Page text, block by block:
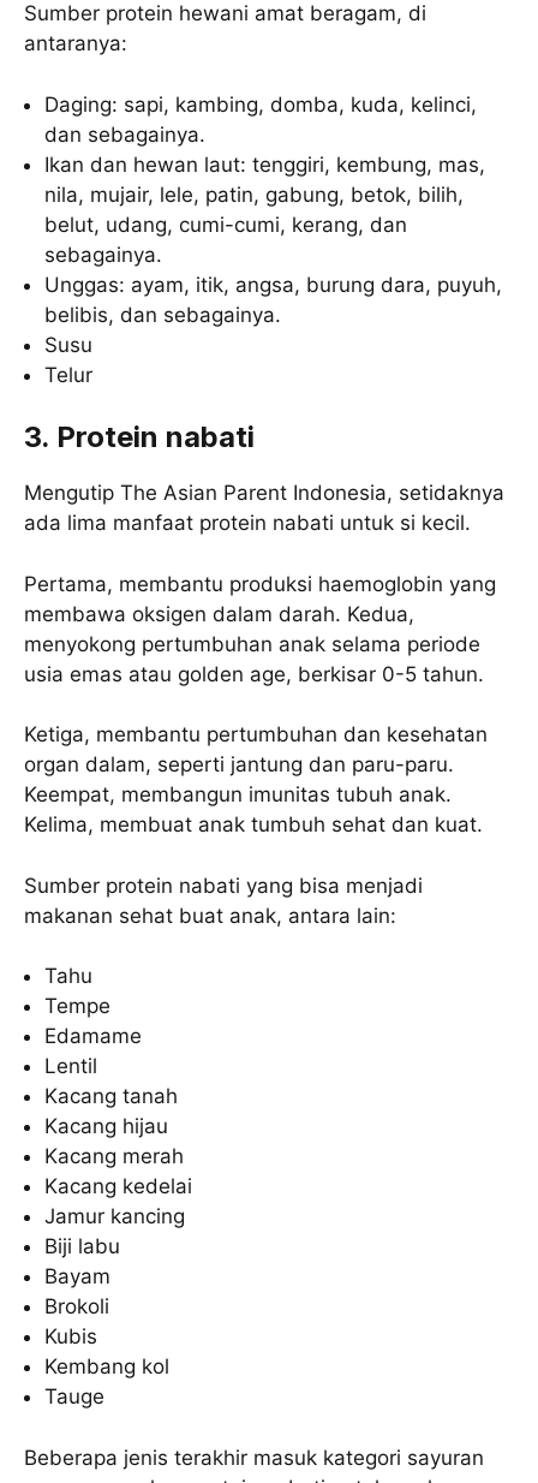
Sumber protein hewani amat beragam, di
antaranya:
Daging: sapi, kambing, domba, kuda, kelinci,
dan sebagainya.
Ikan dan hewan laut: tenggiri, kembung, mas,
nila, mujair, lele, patin, gabung, betok, bilih,
belut, udang, cumi-cumi, kerang, dan
sebagainya.
Unggas: ayam, itik, angsa, burung dara, puyuh,
belibis, dan sebagainya.
Susu
Telur
3. Protein nabati
Mengutip The Asian Parent Indonesia, setidaknya
ada lima manfaat protein nabati untuk si kecil.
Pertama, membantu produksi haemoglobin yang
membawa oksigen dalam darah. Kedua,
menyokong pertumbuhan anak selama periode
usia emas atau golden age, berkisar 0-5 tahun.
Ketiga, membantu pertumbuhan dan kesehatan
organ dalam, seperti jantung dan paru-paru.
Keempat, membangun imunitas tubuh anak.
Kelima, membuat anak tumbuh sehat dan kuat.
Sumber protein nabati yang bisa menjadi
makanan sehat buat anak, antara lain:
Tahu
Tempe
Edamame
Lentil
Kacang tanah
Kacang hijau
Kacang merah
Kacang kedelai
Jamur kancing
Biji labu
Bayam
Brokoli
Kubis
Kembang kol
Tauge
Beberapa jenis terakhir masuk kategori sayuran